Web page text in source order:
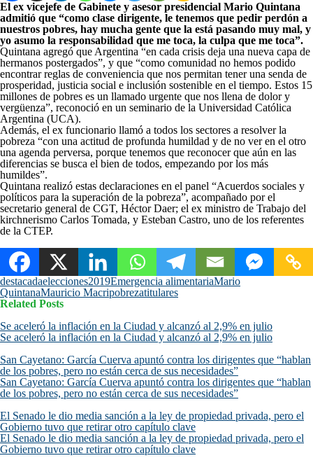
El ex vicejefe de Gabinete y asesor presidencial Mario Quintana
admitió que “como clase dirigente, le tenemos que pedir perdón a
nuestros pobres, hay mucha gente que la está pasando muy mal, y
yo asumo la responsabilidad que me toca, la culpa que me toca”.
Quintana agregó que Argentina “en cada crisis deja una nueva capa de
hermanos postergados”, y que “como comunidad no hemos podido
encontrar reglas de conveniencia que nos permitan tener una senda de
prosperidad, justicia social e inclusión sostenible en el tiempo. Estos 15
millones de pobres es un llamado urgente que nos llena de dolor y
vergüenza”, reconoció en un seminario de la Universidad Católica
Argentina (UCA).
Además, el ex funcionario llamó a todos los sectores a resolver la
pobreza “con una actitud de profunda humildad y de no ver en el otro
una agenda perversa, porque tenemos que reconocer que aún en las
diferencias se busca el bien de todos, empezando por los más
humildes”.
Quintana realizó estas declaraciones en el panel “Acuerdos sociales y
políticos para la superación de la pobreza”, acompañado por el
secretario general de CGT, Héctor Daer; el ex ministro de Trabajo del
kirchnerismo Carlos Tomada, y Esteban Castro, uno de los referentes
de la CTEP.
destacadaelecciones2019Emergencia alimentariaMario
QuintanaMauricio Macripobrezatitulares
Related Posts
Se aceleró la inflación en la Ciudad y alcanzó al 2,9% en julio
Se aceleró la inflación en la Ciudad y alcanzó al 2,9% en julio
San Cayetano: García Cuerva apuntó contra los dirigentes que “hablan
de los pobres, pero no están cerca de sus necesidades”
San Cayetano: García Cuerva apuntó contra los dirigentes que “hablan
de los pobres, pero no están cerca de sus necesidades”
El Senado le dio media sanción a la ley de propiedad privada, pero el
Gobierno tuvo que retirar otro capítulo clave
El Senado le dio media sanción a la ley de propiedad privada, pero el
Gobierno tuvo que retirar otro capítulo clave